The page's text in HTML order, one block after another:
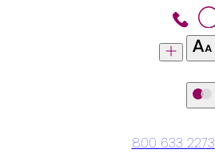
800 633 2273